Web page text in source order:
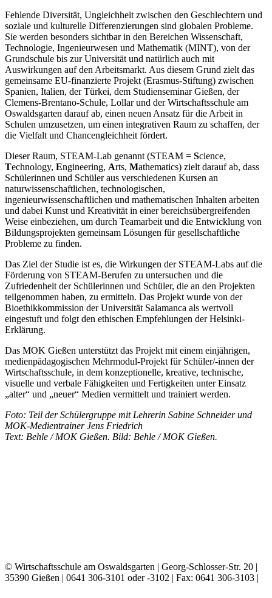
Fehlende Diversität, Ungleichheit zwischen den Geschlechtern und
soziale und kulturelle Differenzierungen sind globalen Probleme.
Sie werden besonders sichtbar in den Bereichen Wissenschaft,
Technologie, Ingenieurwesen und Mathematik (MINT), von der
Grundschule bis zur Universität und natürlich auch mit
Auswirkungen auf den Arbeitsmarkt. Aus diesem Grund zielt das
gemeinsame EU-finanzierte Projekt (Erasmus-Stiftung) zwischen
Spanien, Italien, der Türkei, dem Studienseminar Gießen, der
Clemens-Brentano-Schule, Lollar und der Wirtschaftsschule am
Oswaldsgarten darauf ab, einen neuen Ansatz für die Arbeit in
Schulen umzusetzen, um einen integrativen Raum zu schaffen, der
die Vielfalt und Chancengleichheit fördert.
Dieser Raum, STEAM-Lab genannt (STEAM = Science,
Technology, Engineering, Arts, Mathematics) zielt darauf ab, dass
Schülerinnen und Schüler aus verschiedenen Kursen an
naturwissenschaftlichen, technologischen,
ingenieurwissenschaftlichen und mathematischen Inhalten arbeiten
und dabei Kunst und Kreativität in einer bereichsübergreifenden
Weise einbeziehen, um durch Teamarbeit und die Entwicklung von
Bildungsprojekten gemeinsam Lösungen für gesellschaftliche
Probleme zu finden.
Das Ziel der Studie ist es, die Wirkungen der STEAM-Labs auf die
Förderung von STEAM-Berufen zu untersuchen und die
Zufriedenheit der Schülerinnen und Schüler, die an den Projekten
teilgenommen haben, zu ermitteln. Das Projekt wurde von der
Bioethikkommission der Universität Salamanca als wertvoll
eingestuft und folgt den ethischen Empfehlungen der Helsinki-
Erklärung.
Das MOK Gießen unterstützt das Projekt mit einem einjährigen,
medienpädagogischen Mehrmodul-Projekt für Schüler/-innen der
Wirtschaftsschule, in dem konzeptionelle, kreative, technische,
visuelle und verbale Fähigkeiten und Fertigkeiten unter Einsatz
„alter“ und „neuer“ Medien vermittelt und trainiert werden.
Foto: Teil der Schülergruppe mit Lehrerin Sabine Schneider und
MOK-Medientrainer Jens Friedrich
Text: Behle / MOK Gießen. Bild: Behle / MOK Gießen.
© Wirtschaftsschule am Oswaldsgarten | Georg-Schlosser-Str. 20 |
35390 Gießen | 0641 306-3101 oder -3102 | Fax: 0641 306-3103 |